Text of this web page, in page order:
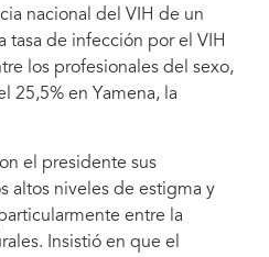
nacional del VIH de un
tasa de infección por el VIH
los profesionales del sexo,
25,5% en Yamena, la
el presidente sus
altos niveles de estigma y
entre la
Insistió en que el